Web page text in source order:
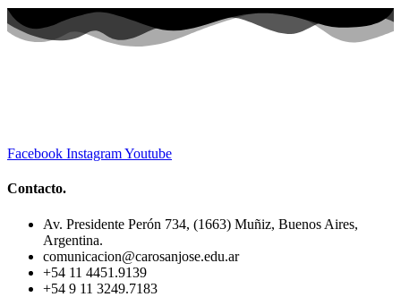
Facebook InstagramYoutube
Contacto.
Av. Presidente Perón 734, (1663) Muñiz, Buenos Aires,
Argentina.
comunicacion@carosanjose.edu.ar
+54 11 4451.9139
+54 9 11 3249.7183